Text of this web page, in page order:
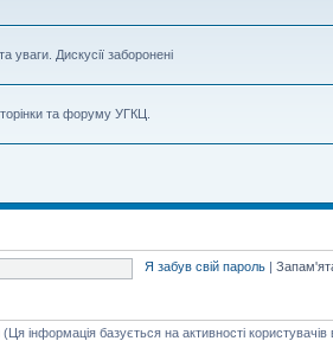
уваги. Дискусії заборонені
та форуму УГКЦ.
Я забув свій пароль
інформація базується на активності